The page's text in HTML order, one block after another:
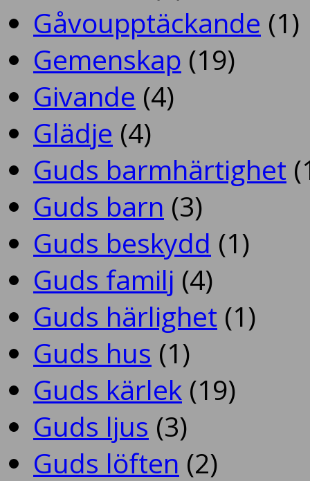
Gåvoupptäckande (1)
Gemenskap (19)
Givande (4)
Glädje (4)
Guds barmhärtighet
Guds barn (3)
Guds beskydd (1)
Guds familj (4)
Guds härlighet (1)
Guds hus (1)
Guds kärlek (19)
Guds ljus (3)
Guds löften (2)